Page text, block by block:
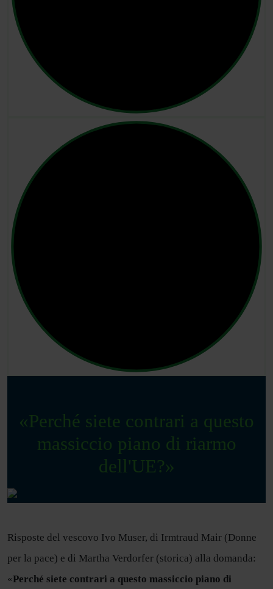
«Perché siete contrari a questo
massiccio piano di riarmo
dell'UE?»
Risposte del vescovo Ivo Muser, di Irmtraud Mair (Donne
per la pace) e di Martha Verdorfer (storica) alla domanda:
«Perché siete contrari a questo massiccio piano di